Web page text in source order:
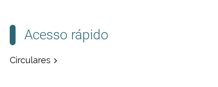
Acesso rápido
Circulares